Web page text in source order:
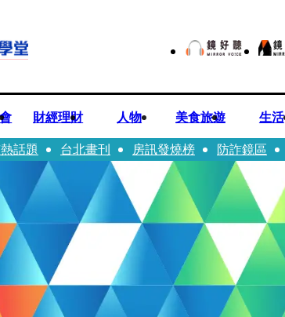
財經理財 人物 美食旅遊 生活
話題 台北畫刊 房訊發燒榜 防詐鏡區